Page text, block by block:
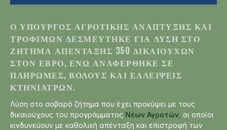
Ο ΥΠΟΥΡΓΌΣ ΑΓΡΟΤΙΚΉΣ ΑΝΆΠΤΥΞΗΣ ΚΑΙ
ΤΡΟΦΊΜΩΝ ΔΕΣΜΕΎΤΗΚΕ ΓΙΑ ΛΎΣΗ ΣΤΟ
ΖΉΤΗΜΑ ΑΠΈΝΤΑΞΗΣ 350 ΔΙΚΑΙΟΎΧΩΝ
ΣΤΟΝ ΈΒΡΟ, ΕΝΏ ΑΝΑΦΈΡΘΗΚΕ ΣΕ
ΠΛΗΡΩΜΈΣ, ΒΌΛΟΥΣ ΚΑΙ ΕΛΛΕΊΨΕΙΣ
ΚΤΗΝΙΆΤΡΩΝ.
Λύση στο σοβαρό ζήτημα που έχει προκύψει με τους
δικαιούχους του προγράμματος Νέων Αγροτών οι οποίοι
κινδυνεύουν με καθολική απένταξη και επιστροφή των